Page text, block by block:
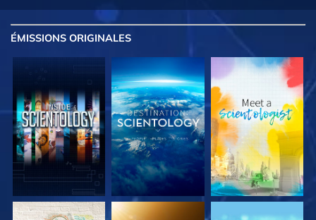
ÉMISSIONS ORIGINALES